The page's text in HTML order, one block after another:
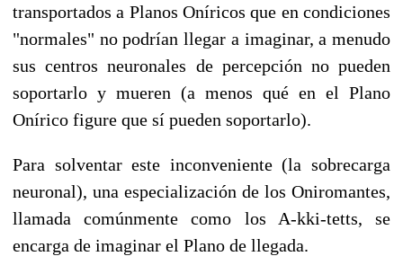
transportados a Planos Oníricos que en condiciones
"normales" no podrían llegar a imaginar, a menudo
sus centros neuronales de percepción no pueden
soportarlo y mueren (a menos qué en el Plano
Onírico figure que sí pueden soportarlo).
Para solventar este inconveniente (la sobrecarga
neuronal), una especialización de los Oniromantes,
llamada comúnmente como los A-kki-tetts, se
encarga de imaginar el Plano de llegada.